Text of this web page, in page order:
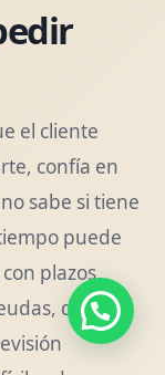
el cliente
confía en
sabe si tiene
puede
plazos,
daños o